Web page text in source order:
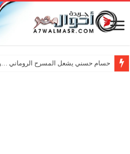
حسام حسني يشعل المسرح الروماني